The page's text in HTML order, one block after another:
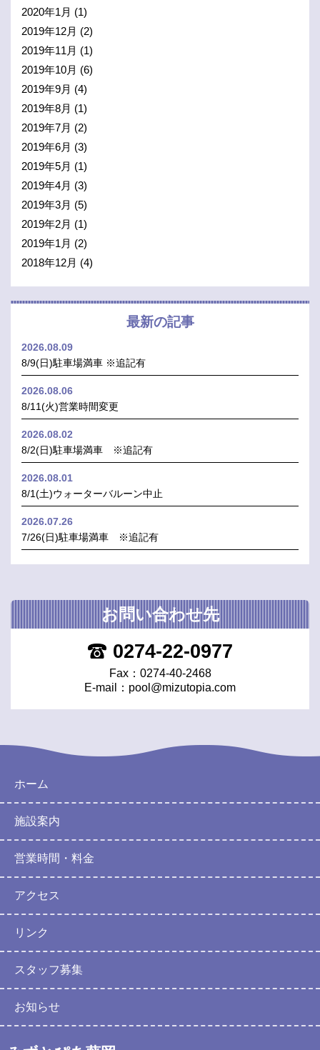
2020年1月 (1)
2019年12月 (2)
2019年11月 (1)
2019年10月 (6)
2019年9月 (4)
2019年8月 (1)
2019年7月 (2)
2019年6月 (3)
2019年5月 (1)
2019年4月 (3)
2019年3月 (5)
2019年2月 (1)
2019年1月 (2)
2018年12月 (4)
最新の記事
2026.08.09
8/9(日)駐車場満車 ※追記有
2026.08.06
8/11(火)営業時間変更
2026.08.02
8/2(日)駐車場満車 ※追記有
2026.08.01
8/1(土)ウォーターバルーン中止
2026.07.26
7/26(日)駐車場満車 ※追記有
お問い合わせ先
0274-22-0977
Fax：0274-40-2468
E-mail： pool@mizutopia.com
ホーム
施設案内
営業時間・料金
アクセス
リンク
スタッフ募集
お知らせ